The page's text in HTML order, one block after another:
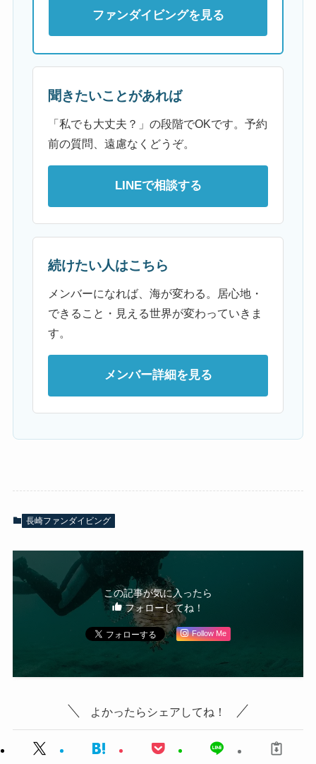
ファンダイビングを見る
聞きたいことがあれば
「私でも大丈夫？」の段階でOKです。予約
前の質問、遠慮なくどうぞ。
LINEで相談する
続けたい人はこちら
メンバーになれば、海が変わる。居心地・
できること・見える世界が変わっていきま
す。
メンバー詳細を見る
長崎ファンダイビング
この記事が気に入ったら
フォローしてね！
Follow Me
よかったらシェアしてね！